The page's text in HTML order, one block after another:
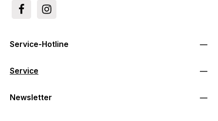
Service-Hotline
Service
Newsletter